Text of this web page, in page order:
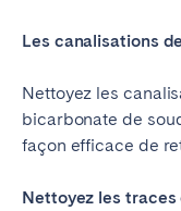
Les canalisations
Nettoyez les
bicarbonate de
façon efficace de
Nettoyez les traces